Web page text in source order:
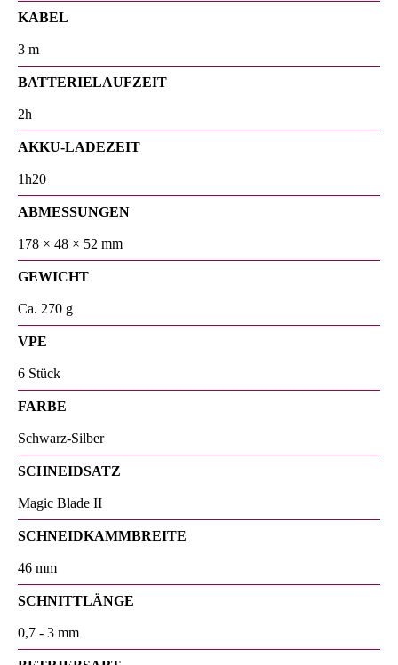
KABEL
3 m
BATTERIELAUFZEIT
2h
AKKU-LADEZEIT
1h20
ABMESSUNGEN
178 × 48 × 52 mm
GEWICHT
Ca. 270 g
VPE
6 Stück
FARBE
Schwarz-Silber
SCHNEIDSATZ
Magic Blade II
SCHNEIDKAMMBREITE
46 mm
SCHNITTLÄNGE
0,7 - 3 mm